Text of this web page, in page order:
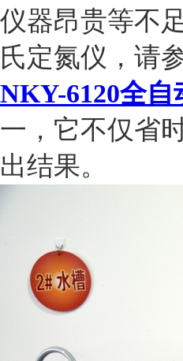
仪器昂贵等不
氏定氮仪，请
NKY-6120全自
一， 它不仅省
出结果。